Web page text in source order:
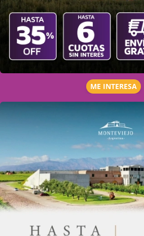
ME INTERESA